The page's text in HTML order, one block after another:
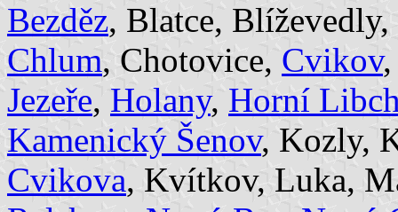
Bezděz, Blatce, Blíževedly,
Chlum, Chotovice, Cvikov
Jezeře, Holany, Horní
Kamenický Šenov, Kozly,
Cvikova, Kvítkov, Luka,